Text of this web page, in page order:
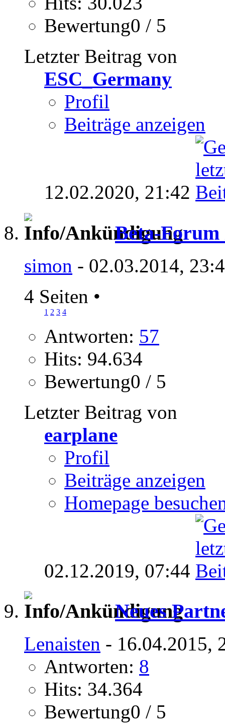
Bewertung0 / 5
Letzter Beitrag von
ESC_Germany
Profil
Beiträge anzeigen
12.02.2020, 21:42
Beta-
simon - 02.03.2014,
4 Seiten •
1 2 3 4
Antworten: 57
Hits: 94.634
Bewertung0 / 5
Letzter Beitrag von
earplane
Profil
Beiträge anzeigen
Homepage
02.12.2019, 07:44
Neues
Lenaisten - 16.04.2015,
Antworten: 8
Hits: 34.364
Bewertung0 / 5